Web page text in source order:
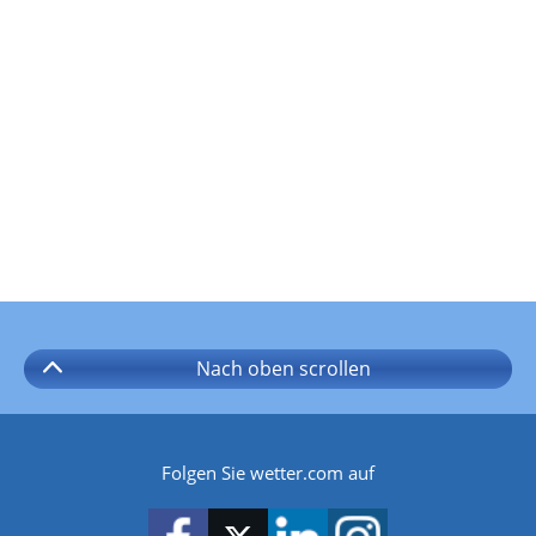
Nach oben scrollen
Folgen Sie wetter.com auf